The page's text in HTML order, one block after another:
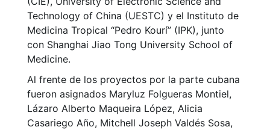
Technology of China (UESTC) y el Instituto de
Medicina Tropical “Pedro Kourí” (IPK), junto
con Shanghai Jiao Tong University School of
Medicine.
Al frente de los proyectos por la parte cubana
fueron asignados Maryluz Folgueras Montiel,
Lázaro Alberto Maqueira López, Alicia
Casariego Año, Mitchell Joseph Valdés Sosa,